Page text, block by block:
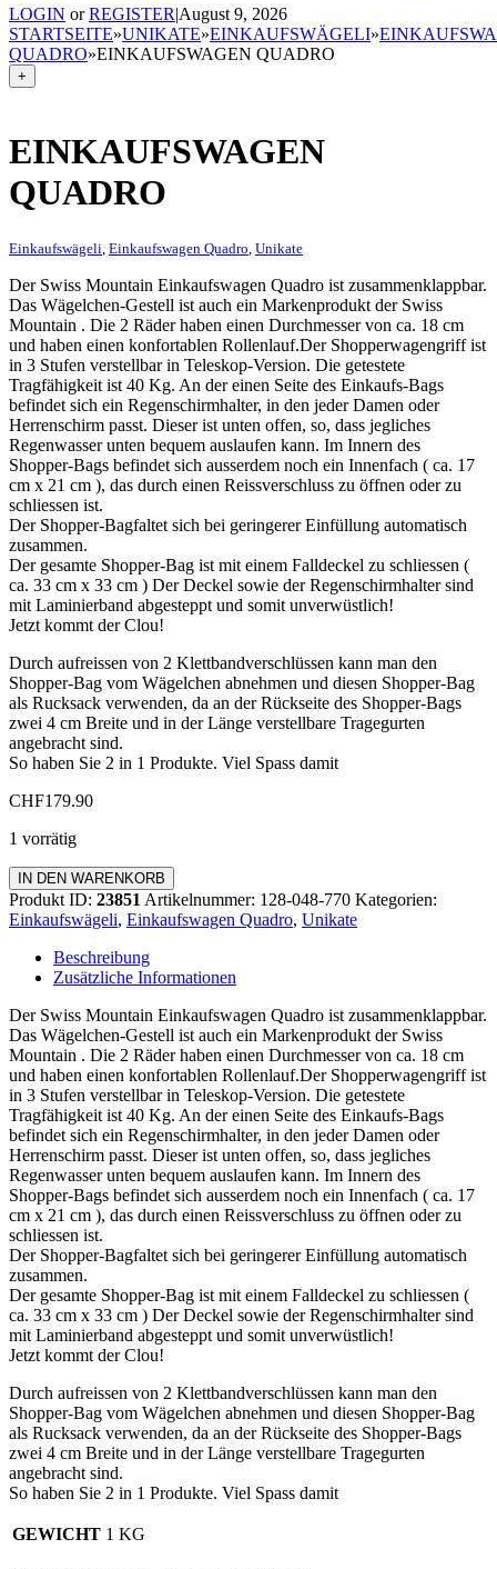
LOGIN orREGISTER|August 9, 2026
STARTSEITE»UNIKATE»EINKAUFSWÄGELI»
QUADRO»EINKAUFSWAGEN QUADRO
+
EINKAUFSWAGEN
QUADRO
Einkaufswägeli Einkaufswagen Quadro Unikate
Der Swiss Mountain Einkaufswagen Quadro ist zusammenklappbar.
Das Wägelchen-Gestell ist auch ein Markenprodukt der Swiss
Mountain . Die 2 Räder haben einen Durchmesser von ca. 18 cm
und haben einen konfortablen Rollenlauf.Der Shopperwagengriff ist
in 3 Stufen verstellbar in Teleskop-Version. Die getestete
Tragfähigkeit ist 40 Kg. An der einen Seite des Einkaufs-Bags
befindet sich ein Regenschirmhalter, in den jeder Damen oder
Herrenschirm passt. Dieser ist unten offen, so, dass jegliches
Regenwasser unten bequem auslaufen kann. Im Innern des
Shopper-Bags befindet sich ausserdem noch ein Innenfach ( ca. 17
cm x 21 cm ), das durch einen Reissverschluss zu öffnen oder zu
schliessen ist.
Der Shopper-Bagfaltet sich bei geringerer Einfüllung automatisch
zusammen.
Der gesamte Shopper-Bag ist mit einem Falldeckel zu schliessen (
ca. 33 cm x 33 cm ) Der Deckel sowie der Regenschirmhalter sind
mit Laminierband abgesteppt und somit unverwüstlich!
Jetzt kommt der Clou!
Durch aufreissen von 2 Klettbandverschlüssen kann man den
Shopper-Bag vom Wägelchen abnehmen und diesen Shopper-Bag
als Rucksack verwenden, da an der Rückseite des Shopper-Bags
zwei 4 cm Breite und in der Länge verstellbare Tragegurten
angebracht sind.
So haben Sie 2 in 1 Produkte. Viel Spass damit
CHF179.90
1 vorrätig
Einkaufswagen
Quadro
Menge
IN DEN WARENKORB
Produkt ID: 23851 Artikelnummer: 128-048-770 Kategorien:
Einkaufswägeli, Einkaufswagen Quadro, Unikate
Beschreibung
Zusätzliche Informationen
Der Swiss Mountain Einkaufswagen Quadro ist zusammenklappbar.
Das Wägelchen-Gestell ist auch ein Markenprodukt der Swiss
Mountain . Die 2 Räder haben einen Durchmesser von ca. 18 cm
und haben einen konfortablen Rollenlauf.Der Shopperwagengriff ist
in 3 Stufen verstellbar in Teleskop-Version. Die getestete
Tragfähigkeit ist 40 Kg. An der einen Seite des Einkaufs-Bags
befindet sich ein Regenschirmhalter, in den jeder Damen oder
Herrenschirm passt. Dieser ist unten offen, so, dass jegliches
Regenwasser unten bequem auslaufen kann. Im Innern des
Shopper-Bags befindet sich ausserdem noch ein Innenfach ( ca. 17
cm x 21 cm ), das durch einen Reissverschluss zu öffnen oder zu
schliessen ist.
Der Shopper-Bagfaltet sich bei geringerer Einfüllung automatisch
zusammen.
Der gesamte Shopper-Bag ist mit einem Falldeckel zu schliessen (
ca. 33 cm x 33 cm ) Der Deckel sowie der Regenschirmhalter sind
mit Laminierband abgesteppt und somit unverwüstlich!
Jetzt kommt der Clou!
Durch aufreissen von 2 Klettbandverschlüssen kann man den
Shopper-Bag vom Wägelchen abnehmen und diesen Shopper-Bag
als Rucksack verwenden, da an der Rückseite des Shopper-Bags
zwei 4 cm Breite und in der Länge verstellbare Tragegurten
angebracht sind.
So haben Sie 2 in 1 Produkte. Viel Spass damit
GEWICHT 1 KG